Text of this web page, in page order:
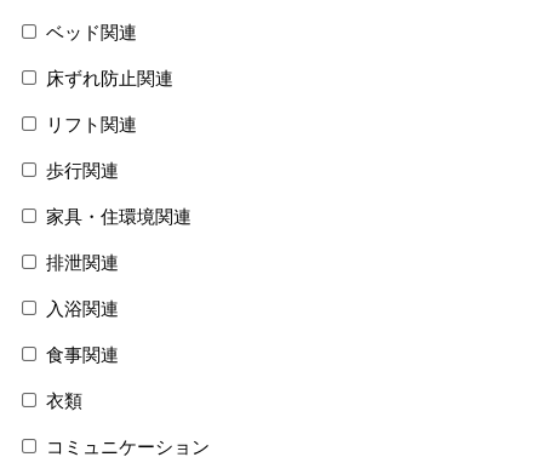
ベッド関連
床ずれ防止関連
リフト関連
歩行関連
家具・住環境関連
排泄関連
入浴関連
食事関連
衣類
コミュニケーション